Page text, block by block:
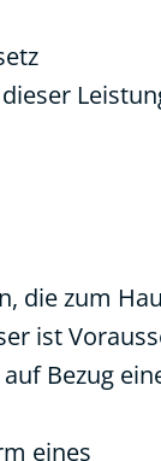
die zum
ist
Bezug
eines